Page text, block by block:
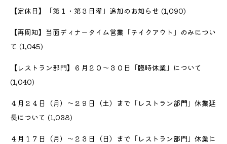
【定休日】「第１・第３日曜」追加のお知らせ (1,090)
【再周知】当面ディナータイム営業「テイクアウト」のみについ
て (1,045)
【レストラン部門】６月２０〜３０日「臨時休業」について
(1,040)
４月２４日（月）〜２９日（土）まで「レストラン部門」休業延
長について (1,038)
４月１７日（月）〜２３日（日）まで「レストラン部門」休業に